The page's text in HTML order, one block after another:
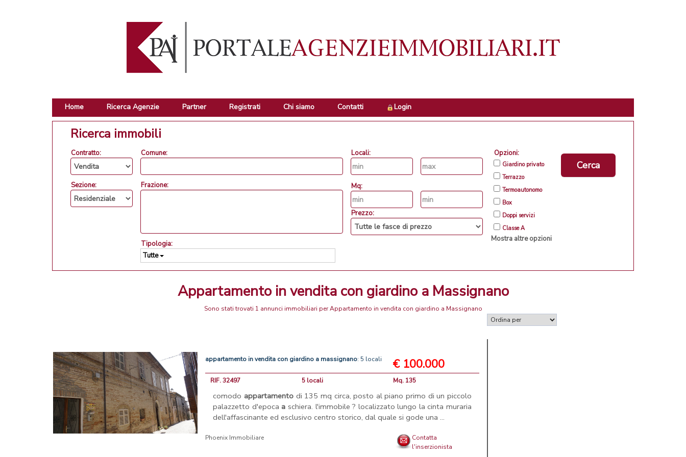
Home Ricerca Agenzie Partner Registrati Chi siamo Contatti Login
Ricerca immobili
Contratto:
Sezione:
Comune:
Frazione:
Tipologia:
Tutte
Locali:
Mq:
Prezzo:
Opzioni:
Giardino privato
Terrazzo
Termoautonomo
Box
Doppi servizi
Classe A
Mostra altre opzioni
Cerca
Appartamento in vendita con giardino a Massignano
Sono stati trovati 1 annunci immobiliari per Appartamento in vendita con giardino a Massignano
appartamento in vendita con giardino a massignano: 5 locali € 100.000
RIF. 32497 5 locali Mq. 135
comodo appartamentodi 135 mq circa, posto al piano primo di un piccolo
palazzetto d'epoca a schiera. l'immobile ? localizzato lungo la cinta muraria
dell'affascinante ed esclusivo centro storico, dal quale si gode una ...
Phoenix Immobiliare
Contatta
l'inserzionista